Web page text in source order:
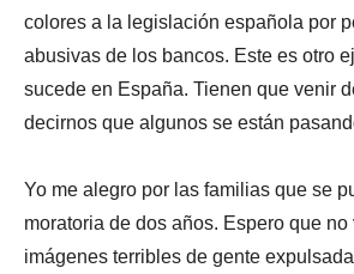
colores a la legislación española por
abusivas de los bancos. Este es otro
sucede en España. Tienen que venir
decirnos que algunos se están
Yo me alegro por las familias que se
moratoria de dos años. Espero que
imágenes terribles de gente